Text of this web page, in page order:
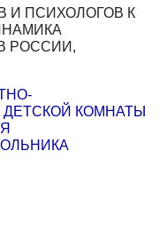
И ПСИХОЛОГОВ К
РОССИИ,
КОМНАТЫ